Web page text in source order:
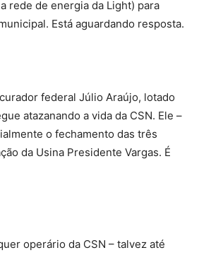
rede de energia da Light) para
Está aguardando resposta.
federal Júlio Araújo, lotado
atazanando a vida da CSN. Ele –
o fechamento das três
da Usina Presidente Vargas. É
operário da CSN – talvez até